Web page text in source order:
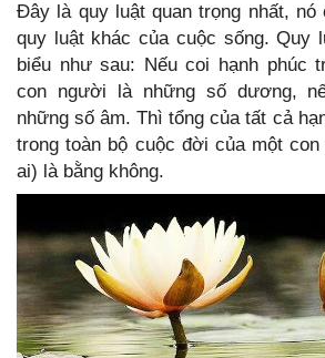
Đây là quy luật quan trọng nhất, nó
quy luật khác của cuộc sống. Quy
biểu như sau: Nếu coi hạnh phúc
con người là những số dương,
những số âm. Thì tổng của tất cả
trong toàn bộ cuộc đời của một
ai) là bằng không.